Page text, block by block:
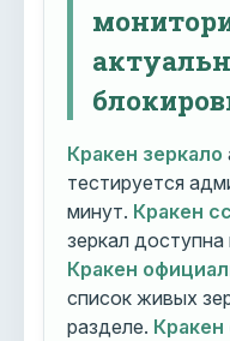
Кракен зеркало
тестируется
минут. Кракен
зеркал доступна
Кракен
список живых
разделе. Кракен